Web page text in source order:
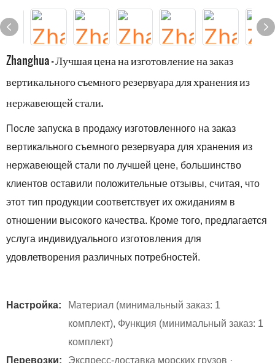
Zhanghua - Лучшая цена на изготовление на заказ
вертикального съемного резервуара для хранения из
нержавеющей стали.
После запуска в продажу изготовленного на заказ
вертикального съемного резервуара для хранения из
нержавеющей стали по лучшей цене, большинство
клиентов оставили положительные отзывы, считая, что
этот тип продукции соответствует их ожиданиям в
отношении высокого качества. Кроме того, предлагается
услуга индивидуального изготовления для
удовлетворения различных потребностей.
Настройка:
Материал (минимальный заказ: 1
комплект), Функция (минимальный заказ: 1
комплект)
Перевозки:
Экспресс-доставка морских грузов ·